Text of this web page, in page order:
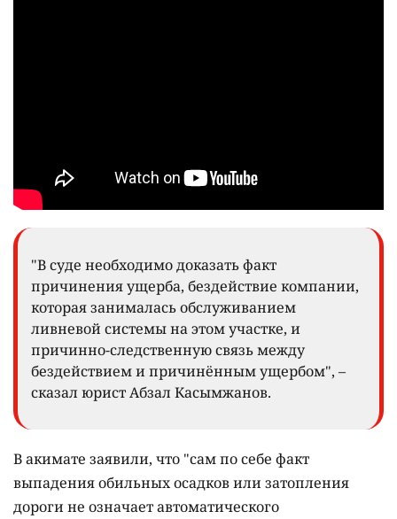
"В суде необходимо доказать факт
причинения ущерба, бездействие компании,
которая занималась обслуживанием
ливневой системы на этом участке, и
причинно-следственную связь между
бездействием и причинённым ущербом", –
сказал юрист Абзал Касымжанов.
В акимате заявили, что "сам по себе факт
выпадения обильных осадков или затопления
дороги не означает автоматического